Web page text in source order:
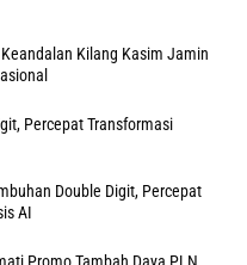
Kilang Kasim Jamin
Double Digit, Percepat
AI